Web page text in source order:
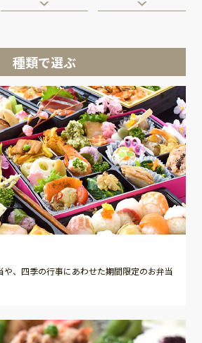
種類で選ぶ
、四季の行事にあわせた期間限定のお弁当